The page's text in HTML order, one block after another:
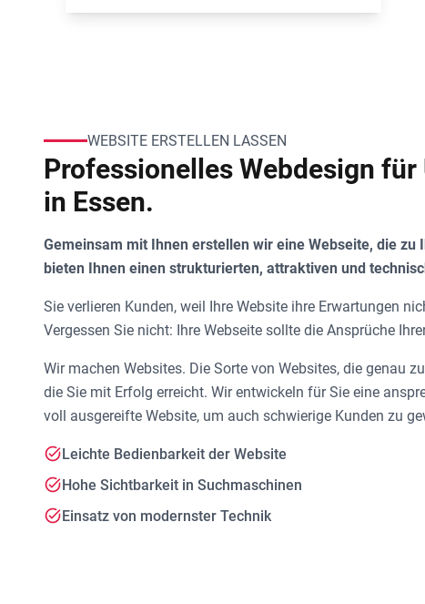
WEBSITE ERSTELLEN LASSEN
Professionelles Webdesign
in Essen.
Gemeinsam mit Ihnen erstellen wir eine Webseite, die zu
bieten Ihnen einen strukturierten, attraktiven und
Sie verlieren Kunden, weil Ihre Website ihre Erwartungen
Vergessen Sie nicht: Ihre Webseite sollte die Ansprüche
Wir machen Websites. Die Sorte von Websites, die genau
die Sie mit Erfolg erreicht. Wir entwickeln für Sie eine
voll ausgereifte Website, um auch schwierige Kunden zu
Leichte Bedienbarkeit der Website
Hohe Sichtbarkeit in Suchmaschinen
Einsatz von modernster Technik